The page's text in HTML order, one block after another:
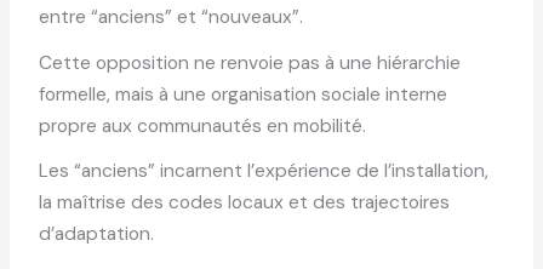
entre “anciens” et “nouveaux”.
Cette opposition ne renvoie pas à une hiérarchie
formelle, mais à une organisation sociale interne
propre aux communautés en mobilité.
Les “anciens” incarnent l’expérience de l’installation,
la maîtrise des codes locaux et des trajectoires
d’adaptation.